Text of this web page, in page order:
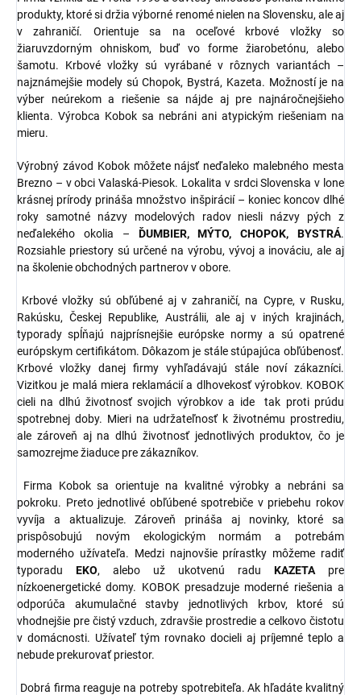
produkty, ktoré si držia výborné renomé nielen na Slovensku, ale aj
v zahraničí. Orientuje sa na oceľové krbové vložky so
žiaruvzdorným ohniskom, buď vo forme žiarobetónu, alebo
šamotu. Krbové vložky sú vyrábané v rôznych variantách –
najznámejšie modely sú Chopok, Bystrá, Kazeta. Možností je na
výber neúrekom a riešenie sa nájde aj pre najnáročnejšieho
klienta. Výrobca Kobok sa nebráni ani atypickým riešeniam na
mieru.
Výrobný závod Kobok môžete nájsť neďaleko malebného mesta
Brezno – v obci Valaská-Piesok. Lokalita v srdci Slovenska v lone
krásnej prírody prináša množstvo inšpirácií – koniec koncov dlhé
roky samotné názvy modelových radov niesli názvy pých z
neďalekého okolia – ĎUMBIER, MÝTO, CHOPOK, BYSTRÁ.
Rozsiahle priestory sú určené na výrobu, vývoj a inováciu, ale aj
na školenie obchodných partnerov v obore.
Krbové vložky sú obľúbené aj v zahraničí, na Cypre, v Rusku,
Rakúsku, Českej Republike, Austrálii, ale aj v iných krajinách,
typorady spĺňajú najprísnejšie európske normy a sú opatrené
európskym certifikátom. Dôkazom je stále stúpajúca obľúbenosť.
Krbové vložky danej firmy vyhľadávajú stále noví zákazníci.
Vizitkou je malá miera reklamácií a dlhovekosť výrobkov. KOBOK
cieli na dlhú životnosť svojich výrobkov a ide tak proti prúdu
spotrebnej doby. Mieri na udržateľnosť k životnému prostrediu,
ale zároveň aj na dlhú životnosť jednotlivých produktov, čo je
samozrejme žiaduce pre zákazníkov.
Firma Kobok sa orientuje na kvalitné výrobky a nebráni sa
pokroku. Preto jednotlivé obľúbené spotrebiče v priebehu rokov
vyvíja a aktualizuje. Zároveň prináša aj novinky, ktoré sa
prispôsobujú novým ekologickým normám a potrebám
moderného užívateľa. Medzi najnovšie prírastky môžeme radiť
typoradu EKO, alebo už ukotvenú radu KAZETA pre
nízkoenergetické domy. KOBOK presadzuje moderné riešenia a
odporúča akumulačné stavby jednotlivých krbov, ktoré sú
vhodnejšie pre čistý vzduch, zdravšie prostredie a celkovo čistotu
v domácnosti. Užívateľ tým rovnako docieli aj príjemné teplo a
nebude prekurovať priestor.
Dobrá firma reaguje na potreby spotrebiteľa. Ak hľadáte kvalitný